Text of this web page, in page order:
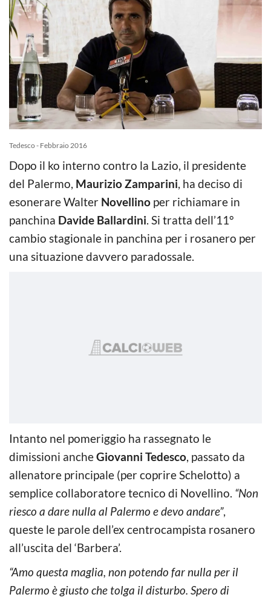
Tedesco - Febbraio 2016
Dopo il ko interno contro la Lazio, il presidente
del Palermo, Maurizio Zamparini, ha deciso di
esonerare Walter Novellino per richiamare in
panchina Davide Ballardini. Si tratta dell’11°
cambio stagionale in panchina per i rosanero per
una situazione davvero paradossale.
Intanto nel pomeriggio ha rassegnato le
dimissioni ancheGiovanni Tedesco, passato da
allenatore principale (per coprire Schelotto) a
semplice collaboratore tecnico di Novellino. “Non
riesco a dare nulla al Palermo e devo andare”,
queste le parole dell’ex centrocampista rosanero
all’uscita del ‘Barbera’.
“Amo questa maglia, non potendo far nulla per il
Palermo è giusto che tolga il disturbo. Spero di